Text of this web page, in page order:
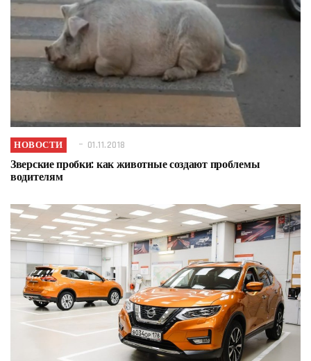
НОВОСТИ 01.11.2018
Зверские пробки: как животные создают проблемы
водителям